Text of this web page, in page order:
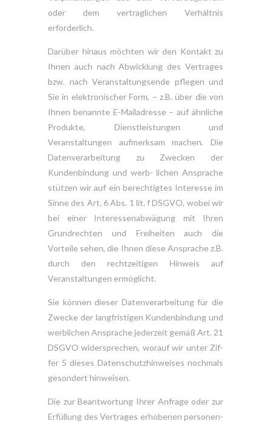
oder dem vertraglichen Verhältnis
erforderlich.
Darüber hinaus möchten wir den Kontakt zu
Ihnen auch nach Abwicklung des Vertrages
bzw. nach Veranstaltungsende pflegen und
Sie in elektronischer Form, – z.B. über die von
Ihnen benannte E-Mailadresse – auf ähnliche
Produkte, Dienstleistungen und
Veranstaltungen aufmerksam machen. Die
Datenverarbeitung zu Zwecken der
Kundenbindung und werb- lichen Ansprache
stützen wir auf ein berechtigtes Interesse im
Sinne des Art. 6 Abs. 1 lit. f DSGVO, wobei wir
bei einer Interessenabwägung mit Ihren
Grundrechten und Freiheiten auch die
Vorteile sehen, die Ihnen diese Ansprache z.B.
durch den rechtzeitigen Hinweis auf
Veranstaltungen ermöglicht.
Sie können dieser Datenverarbeitung für die
Zwecke der langfristigen Kundenbindung und
werblichen Ansprache jederzeit gemäß Art. 21
DSGVO widersprechen, worauf wir unter Zif-
fer 5 dieses Datenschutzhinweises nochmals
gesondert hinweisen.
Die zur Beantwortung Ihrer Anfrage oder zur
Erfüllung des Vertrages erhobenen personen-